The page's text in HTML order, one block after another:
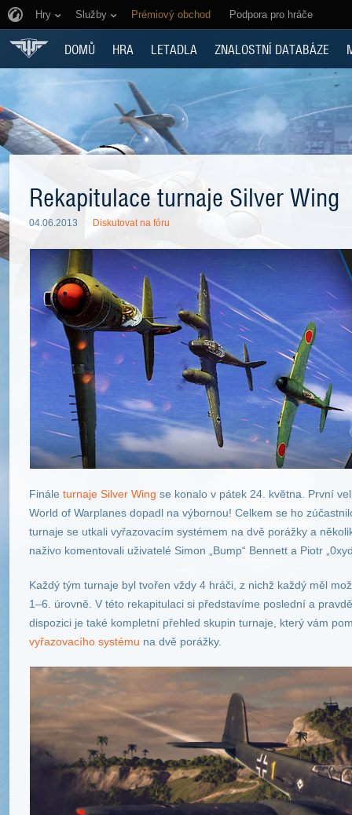
Hry Služby Prémiový obchod Podpora pro hráče
DOMŮ HRA LETADLA ZNALOSTNÍ DATABÁZE
Rekapitulace turnaje Silver Wing
04.06.2013 Diskutovat na fóru
Finále turnaje Silver Wing se konalo v pátek 24. května. První
World of Warplanes dopadl na výbornou! Celkem se ho
turnaje se utkali vyřazovacím systémem na dvě porážky a
naživo komentovali uživatelé Simon „Bump“ Bennett a Piotr
Každý tým turnaje byl tvořen vždy 4 hráči, z nichž každý měl
1–6. úrovně. V této rekapitulaci si představíme poslední a
dispozici je také kompletní přehled skupin turnaje, který vám
vyřazovacího systému na dvě porážky.